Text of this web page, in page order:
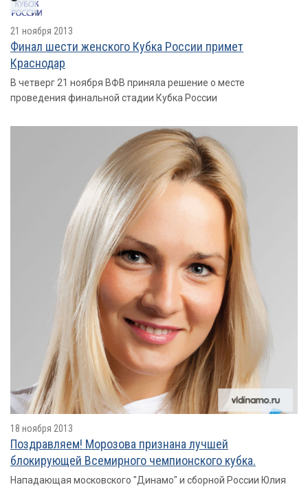
21 ноября 2013
Финал шести женского Кубка России примет
Краснодар
В четверг 21 ноября ВФВ приняла решение о месте
проведения финальной стадии Кубка России
18 ноября 2013
Поздравляем! Морозова признана лучшей
блокирующей Всемирного чемпионского кубка.
Нападающая московского "Динамо" и сборной России Юлия